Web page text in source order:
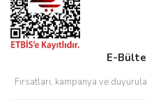
E-
Fırsatları, kampanya ve